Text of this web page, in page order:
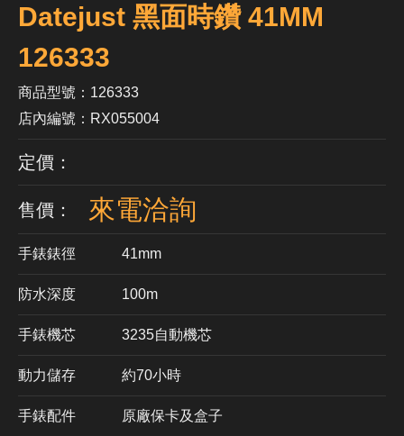
Datejust 黑面時鑽 41MM
126333
商品型號：126333
店內編號：RX055004
定價：
售價： 來電洽詢
手錶錶徑 41mm
防水深度 100m
手錶機芯 ​3235自動機芯
動力儲存 約70小時
手錶配件 原廠保卡及盒子